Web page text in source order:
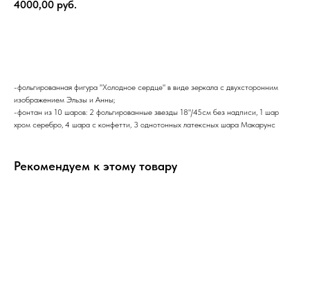
4000,00 руб.
-фольгированная фигура "Холодное сердце" в виде зеркала с двухсторонним
изображением Эльзы и Анны;
-фонтан из 10 шаров: 2 фольгированные звезды 18"/45см без надписи, 1 шар
хром серебро, 4 шара с конфетти, 3 однотонных латексных шара Макарунс
Рекомендуем к этому товару